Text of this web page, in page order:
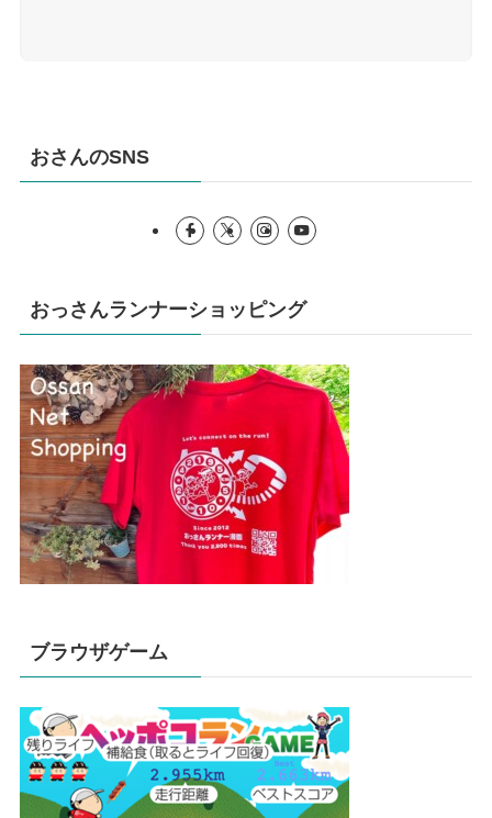
おさんのSNS
おっさんランナーショッピング
ブラウザゲーム